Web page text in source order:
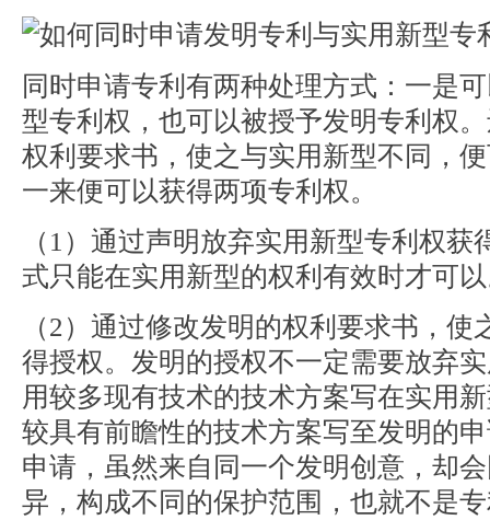
同时申请专利有两种处理方式：一是
型专利权，也可以被授予发明专利权
权利要求书，使之与实用新型不同，
一来便可以获得两项专利权。
（1）通过声明放弃实用新型专利权
式只能在实用新型的权利有效时才可
（2）通过修改发明的权利要求书，
得授权。发明的授权不一定需要放弃
用较多现有技术的技术方案写在实用
较具有前瞻性的技术方案写至发明的
申请，虽然来自同一个发明创意，却
异，构成不同的保护范围，也就不是